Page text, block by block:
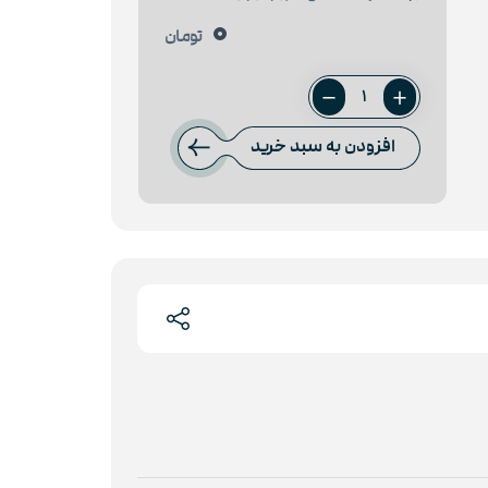
0 تومان
میلگرد
12
شمس
افزودن به سبد خرید